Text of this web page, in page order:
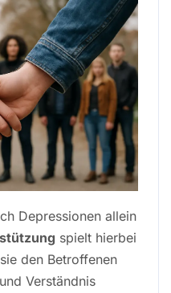
Depressionen allein
spielt hierbei
den Betroffenen
Verständnis